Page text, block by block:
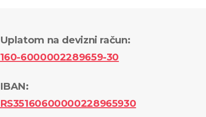
Uplatom na devizni račun:
160-6000002289659-30
IBAN:
RS35160600000228965930